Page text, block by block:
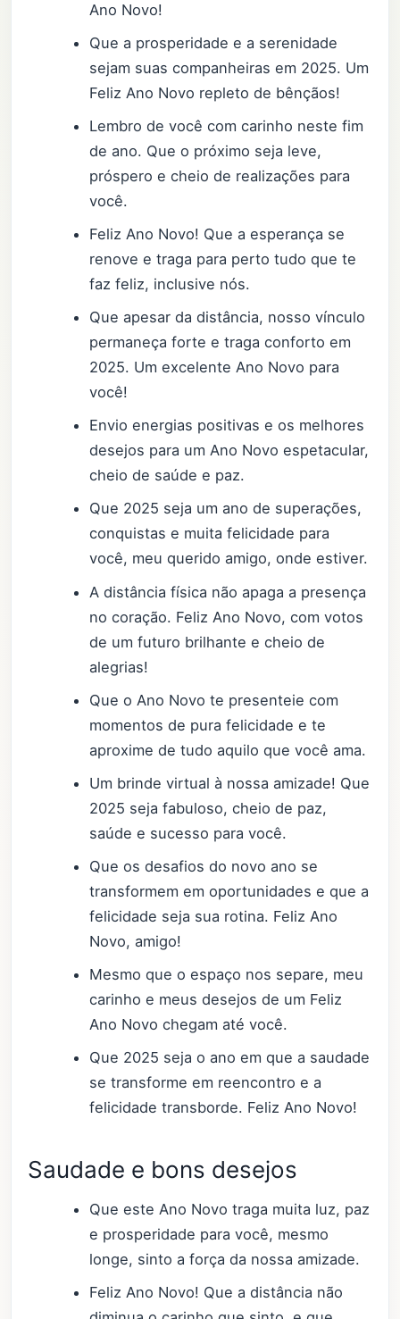
Ano Novo!
Que a prosperidade e a serenidade
sejam suas companheiras em 2025. Um
Feliz Ano Novo repleto de bênçãos!
Lembro de você com carinho neste fim
de ano. Que o próximo seja leve,
próspero e cheio de realizações para
você.
Feliz Ano Novo! Que a esperança se
renove e traga para perto tudo que te
faz feliz, inclusive nós.
Que apesar da distância, nosso vínculo
permaneça forte e traga conforto em
2025. Um excelente Ano Novo para
você!
Envio energias positivas e os melhores
desejos para um Ano Novo espetacular,
cheio de saúde e paz.
Que 2025 seja um ano de superações,
conquistas e muita felicidade para
você, meu querido amigo, onde estiver.
A distância física não apaga a presença
no coração. Feliz Ano Novo, com votos
de um futuro brilhante e cheio de
alegrias!
Que o Ano Novo te presenteie com
momentos de pura felicidade e te
aproxime de tudo aquilo que você ama.
Um brinde virtual à nossa amizade! Que
2025 seja fabuloso, cheio de paz,
saúde e sucesso para você.
Que os desafios do novo ano se
transformem em oportunidades e que a
felicidade seja sua rotina. Feliz Ano
Novo, amigo!
Mesmo que o espaço nos separe, meu
carinho e meus desejos de um Feliz
Ano Novo chegam até você.
Que 2025 seja o ano em que a saudade
se transforme em reencontro e a
felicidade transborde. Feliz Ano Novo!
Saudade e bons desejos
Que este Ano Novo traga muita luz, paz
e prosperidade para você, mesmo
longe, sinto a força da nossa amizade.
Feliz Ano Novo! Que a distância não